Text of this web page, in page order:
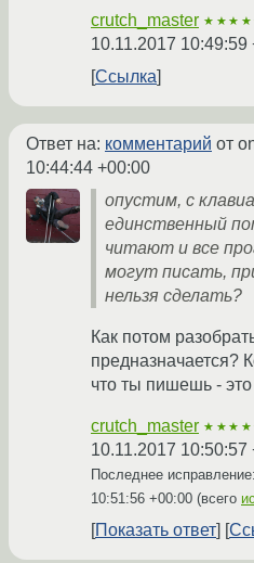
crutch_master
10.11.2017 10:49:59
Ссылка
Ответ на: комментарий от
10:44:44 +00:00
опустим, с
единственный
читают и все
могут писать,
нельзя сделать?
Как потом
предназначается?
что ты пишешь - это
crutch_master
10.11.2017 10:50:57
Последнее
10:51:56 +00:00 (всего
Показать ответ